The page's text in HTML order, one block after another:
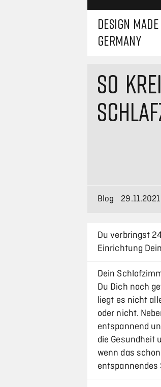
DESIGN
GERMANY
SO
Blog
Du verbringst
Einrichtung
Dein
Du Dich nach
liegt es nicht
oder nicht.
entspannend
die Gesundheit
wenn das
entspannendes